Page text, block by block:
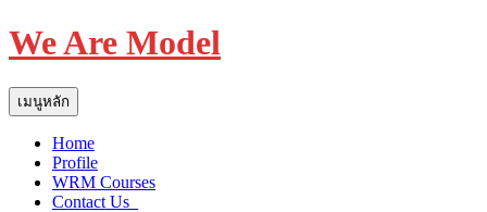
We Are Model
ค้นหา
เมนูหลัก
ยัง
เนื้อหา
Home
Profile
WRM Courses
Contact Us_